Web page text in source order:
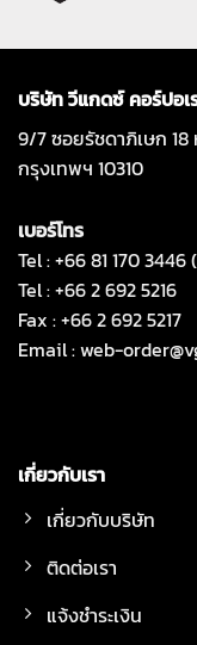
บริษัท วีแกดซ์ คอร์ปอเ
9/7 ซอยรัชดาภิเษก 18
กรุงเทพฯ 10310
เบอร์โทร
Tel : +66 81 170
Tel : +66 2 692 5216
Fax : +66 2 692 5217
Email :web-
เกี่ยวกับเรา
เกี่ยวกับบริษัท
ติดต่อเรา
แจ้งชำระเงิน